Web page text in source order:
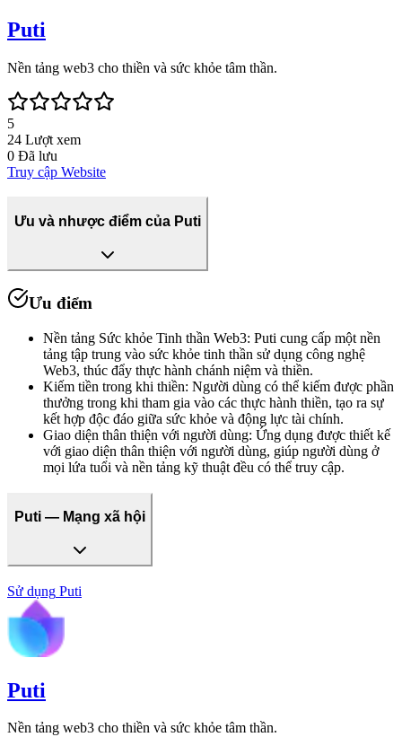
Puti
Nền tảng web3 cho thiền và sức khỏe tâm thần.
5
24 Lượt xem
0 Đã lưu
Truy cập Website
Ưu và nhược điểm của Puti
Ưu điểm
Nền tảng Sức khỏe Tinh thần Web3: Puti cung cấp một nền
tảng tập trung vào sức khỏe tinh thần sử dụng công nghệ
Web3, thúc đẩy thực hành chánh niệm và thiền.
Kiếm tiền trong khi thiền: Người dùng có thể kiếm được phần
thưởng trong khi tham gia vào các thực hành thiền, tạo ra sự
kết hợp độc đáo giữa sức khỏe và động lực tài chính.
Giao diện thân thiện với người dùng: Ứng dụng được thiết kế
với giao diện thân thiện với người dùng, giúp người dùng ở
mọi lứa tuổi và nền tảng kỹ thuật đều có thể truy cập.
Puti — Mạng xã hội
Sử dụng Puti
Puti
Nền tảng web3 cho thiền và sức khỏe tâm thần.